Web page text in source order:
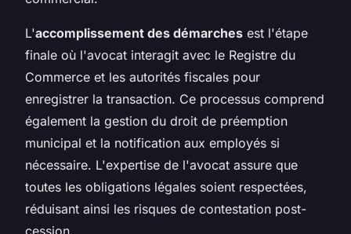
L'accomplissement des démarches est l'étape
finale où l'avocat interagit avec le Registre du
Commerce et les autorités fiscales pour
enregistrer la transaction. Ce processus comprend
également la gestion du droit de préemption
municipal et la notification aux employés si
nécessaire. L'expertise de l'avocat assure que
toutes les obligations légales soient respectées,
réduisant ainsi les risques de contestation post-